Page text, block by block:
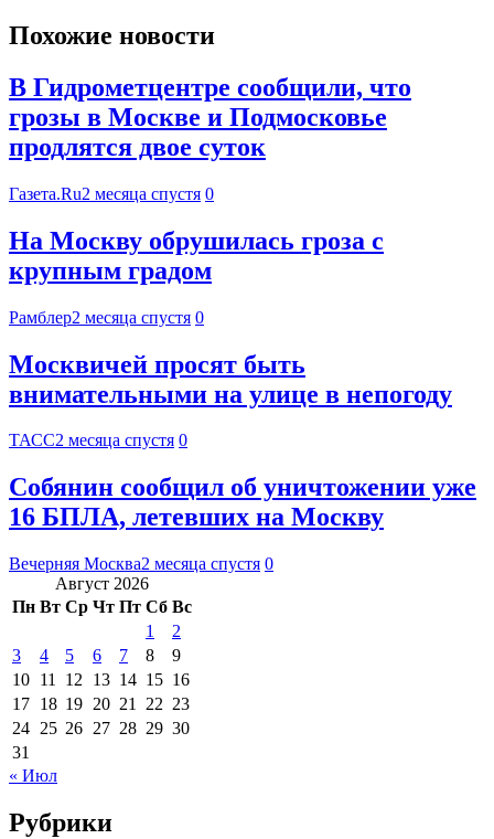
Похожие новости
В Гидрометцентре сообщили, что
грозы в Москве и Подмосковье
продлятся двое суток
Газета.Ru2 месяца спустя 0
На Москву обрушилась гроза с
крупным градом
Рамблер2 месяца спустя 0
Москвичей просят быть
внимательными на улице в непогоду
ТАСС2 месяца спустя 0
Собянин сообщил об уничтожении уже
16 БПЛА, летевших на Москву
Вечерняя Москва2 месяца спустя 0
Август 2026
Пн Вт Ср Чт Пт Сб Вс
1
2
3
4 5 6 7 8
9
10 11 12 13 14 15 16
17 18 19 20 21 22 23
24 25 26 27 28 29 30
31
« Июл
Рубрики